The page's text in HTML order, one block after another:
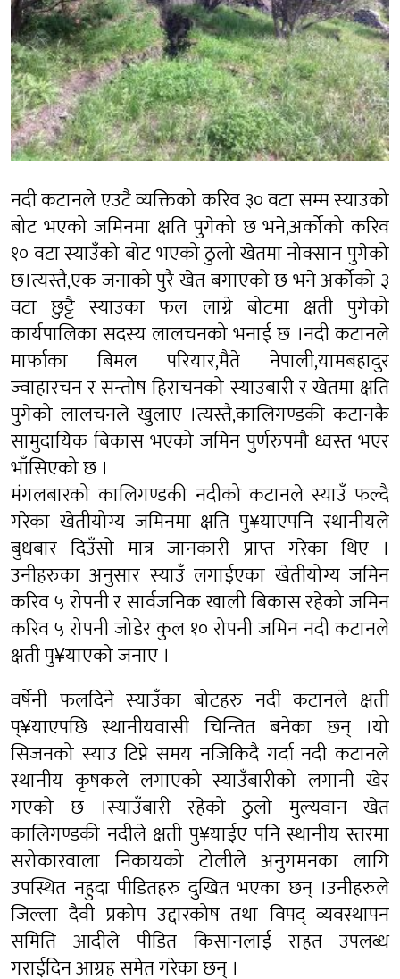
नदी कटानले एउटै व्यक्तिको करिव ३० वटा सम्म स्याउको
बोट भएको जमिनमा क्षति पुगेको छ भने,अर्कोको करिव
१० वटा स्याउँको बोट भएको ठुलो खेतमा नोक्सान पुगेको
छ।त्यस्तै,एक जनाको पुरै खेत बगाएको छ भने अर्कोको ३
वटा छुट्टै स्याउका फल लाग्ने बोटमा क्षती पुगेको
कार्यपालिका सदस्य लालचनको भनाई छ ।नदी कटानले
मार्फाका बिमल परियार,मैते नेपाली,यामबहादुर
ज्वाहारचन र सन्तोष हिराचनको स्याउबारी र खेतमा क्षति
पुगेको लालचनले खुलाए ।त्यस्तै,कालिगण्डकी कटानकै
सामुदायिक बिकास भएको जमिन पुर्णरुपमौ ध्वस्त भएर
भाँसिएको छ ।
मंगलबारको कालिगण्डकी नदीको कटानले स्याउँ फल्दै
गरेका खेतीयोग्य जमिनमा क्षति पु¥याएपनि स्थानीयले
बुधबार दिउँसो मात्र जानकारी प्राप्त गरेका थिए ।
उनीहरुका अनुसार स्याउँ लगाईएका खेतीयोग्य जमिन
करिव ५ रोपनी र सार्वजनिक खाली बिकास रहेको जमिन
करिव ५ रोपनी जोडेर कुल १० रोपनी जमिन नदी कटानले
क्षती पु¥याएको जनाए ।
वर्षेनी फलदिने स्याउँका बोटहरु नदी कटानले क्षती
प्¥याएपछि स्थानीयवासी चिन्तित बनेका छन् ।यो
सिजनको स्याउ टिप्ने समय नजिकिदै गर्दा नदी कटानले
स्थानीय कृषकले लगाएको स्याउँबारीको लगानी खेर
गएको छ ।स्याउँबारी रहेको ठुलो मुल्यवान खेत
कालिगण्डकी नदीले क्षती पु¥याईए पनि स्थानीय स्तरमा
सरोकारवाला निकायको टोलीले अनुगमनका लागि
उपस्थित नहुदा पीडितहरु दुखित भएका छन् ।उनीहरुले
जिल्ला दैवी प्रकोप उद्दारकोष तथा विपद् व्यवस्थापन
समिति आदीले पीडित किसानलाई राहत उपलब्ध
गराईदिन आग्रह समेत गरेका छन् ।